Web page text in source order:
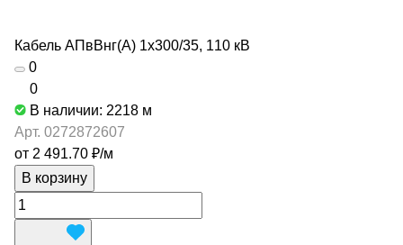
Кабель АПвВнг(А) 1х300/35, 110 кВ
0
0
В наличии: 2218 м
Арт. 0272872607
от 2 491.70 ₽/м
В корзину